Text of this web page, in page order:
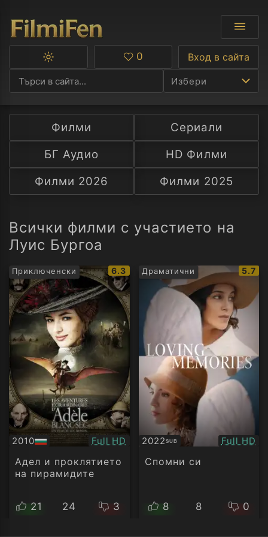
Избери
Ф
С
А
Превключване
тъмна
тема
Любими
0 Вход в сайта
Филми
Сериали
БГ Аудио
HD Филми
Филми 2026
Филми 2025
Всички филми с участието на
Луис Бургоа
Приключенски
IMDb
рейтинг:
6.3
2010
БГ
аудио
Качество:
Full HD
Адел и проклятието
на пирамидите
21 24 3
Драматични
IMDb
5.7
2022SUB
Субтитри Full HD
Спомни си
8 8 0